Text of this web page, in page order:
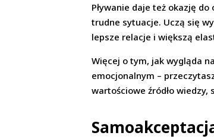
Pływanie daje też okazję
trudne sytuacje. Uczą się
lepsze relacje i większą
Więcej o tym, jak wygląda
emocjonalnym –
wartościowe źródło